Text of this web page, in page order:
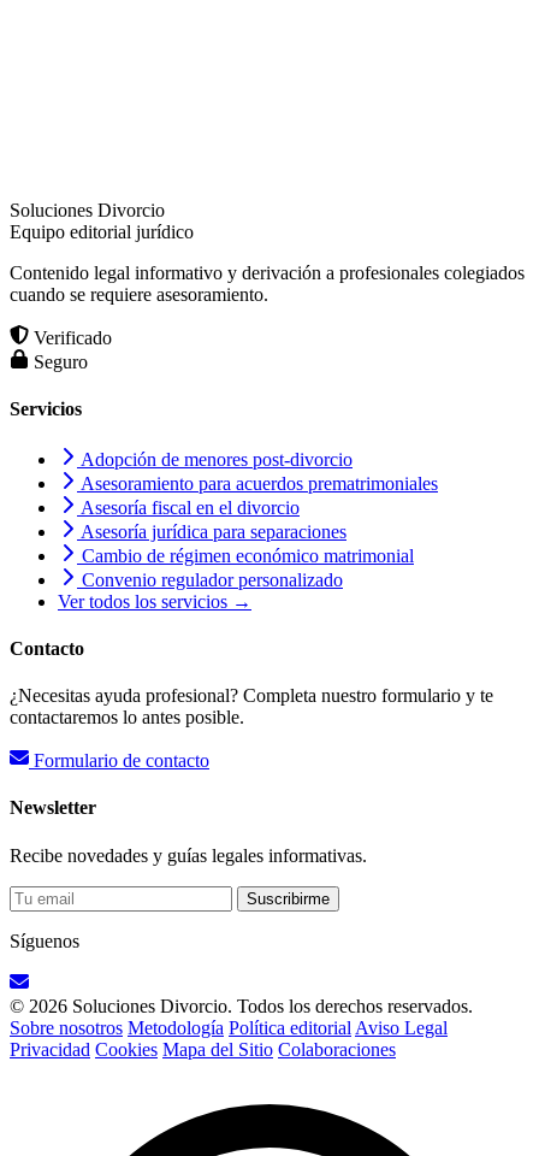
Soluciones Divorcio
Equipo editorial jurídico
Contenido legal informativo y derivación a profesionales colegiados
cuando se requiere asesoramiento.
Verificado
Seguro
Servicios
Adopción de menores post-divorcio
Asesoramiento para acuerdos prematrimoniales
Asesoría fiscal en el divorcio
Asesoría jurídica para separaciones
Cambio de régimen económico matrimonial
Convenio regulador personalizado
Ver todos los servicios →
Contacto
¿Necesitas ayuda profesional? Completa nuestro formulario y te
contactaremos lo antes posible.
Formulario de contacto
Newsletter
Recibe novedades y guías legales informativas.
Suscribirme
Síguenos
© 2026 Soluciones Divorcio. Todos los derechos reservados.
Sobre nosotros Metodología Política editorial Aviso Legal
Privacidad Cookies Mapa del Sitio Colaboraciones